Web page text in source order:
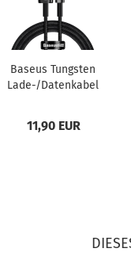
Ba­seus Tungs­ten
Lade-/Da­ten­ka­bel
11,90 EUR